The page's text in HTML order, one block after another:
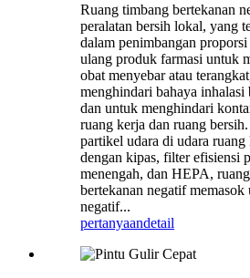
Ruang timbang bertekanan
peralatan bersih lokal, yang
dalam penimbangan proporsi
ulang produk farmasi untuk
obat menyebar atau
menghindari bahaya inhalasi
dan untuk menghindari
ruang kerja dan ruang
partikel udara di udara
dengan kipas, filter efisiensi
menengah, dan HEPA,
bertekanan negatif memasok
negatif...
pertanyaandetail